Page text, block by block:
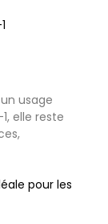
usage
elle reste
pour les